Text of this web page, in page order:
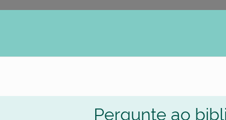
Pergunte ao